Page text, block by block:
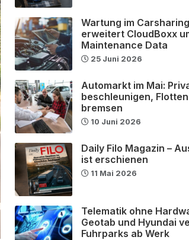
Wartung im
erweitert CloudBoxx
Maintenance Data
25 Juni 2026
Automarkt im Mai:
beschleunigen, Flotten
bremsen
10 Juni 2026
Daily Filo Magazin –
ist erschienen
11 Mai 2026
Telematik ohne
Geotab und Hyundai
Fuhrparks ab Werk